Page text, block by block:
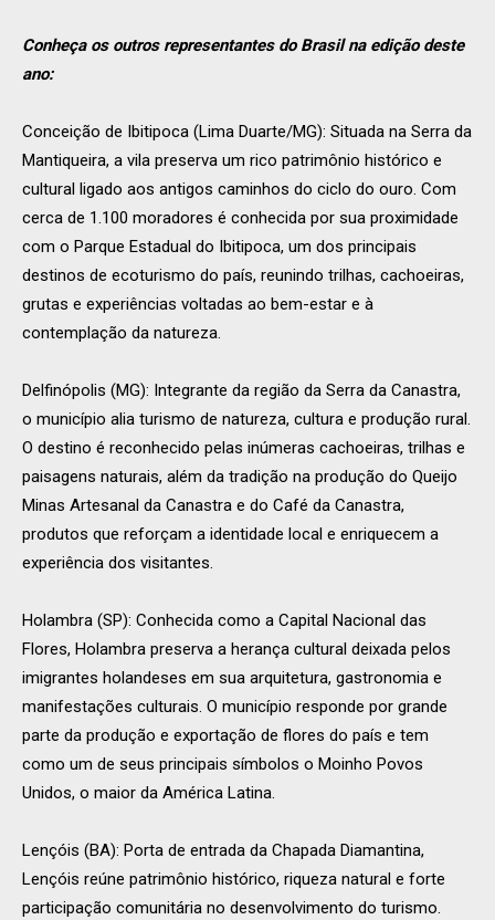
Conheça os outros representantes do Brasil na edição deste
ano:
Conceição de Ibitipoca (Lima Duarte/MG): Situada na Serra da
Mantiqueira, a vila preserva um rico patrimônio histórico e
cultural ligado aos antigos caminhos do ciclo do ouro. Com
cerca de 1.100 moradores é conhecida por sua proximidade
com o Parque Estadual do Ibitipoca, um dos principais
destinos de ecoturismo do país, reunindo trilhas, cachoeiras,
grutas e experiências voltadas ao bem-estar e à
contemplação da natureza.
Delfinópolis (MG): Integrante da região da Serra da Canastra,
o município alia turismo de natureza, cultura e produção rural.
O destino é reconhecido pelas inúmeras cachoeiras, trilhas e
paisagens naturais, além da tradição na produção do Queijo
Minas Artesanal da Canastra e do Café da Canastra,
produtos que reforçam a identidade local e enriquecem a
experiência dos visitantes.
Holambra (SP): Conhecida como a Capital Nacional das
Flores, Holambra preserva a herança cultural deixada pelos
imigrantes holandeses em sua arquitetura, gastronomia e
manifestações culturais. O município responde por grande
parte da produção e exportação de flores do país e tem
como um de seus principais símbolos o Moinho Povos
Unidos, o maior da América Latina.
Lençóis (BA): Porta de entrada da Chapada Diamantina,
Lençóis reúne patrimônio histórico, riqueza natural e forte
participação comunitária no desenvolvimento do turismo.